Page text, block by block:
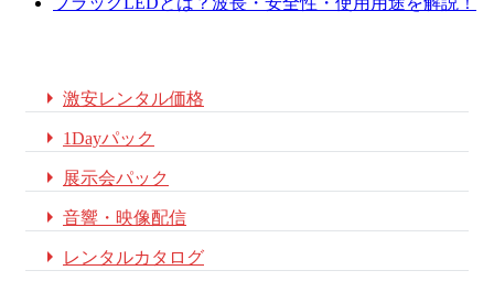
 激安レンタル価格
 1Dayパック
 展示会パック
 音響・映像配信
 レンタルカタログ